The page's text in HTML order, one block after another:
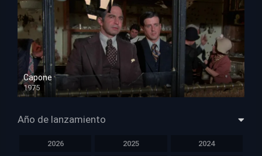
Capone
1975
HD 1080p
Año de lanzamiento
2026 2025 2024